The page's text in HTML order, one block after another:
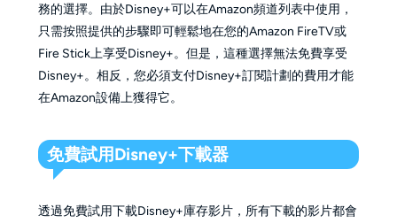
務的選擇。由於Disney+可以在Amazon頻道列表中使用，
只需按照提供的步驟即可輕鬆地在您的Amazon FireTV或
Fire Stick上享受Disney+。但是，這種選擇無法免費享受
Disney+。相反，您必須支付Disney+訂閱計劃的費用才能
在Amazon設備上獲得它。
免費試用Disney+下載器
透過免費試用下載Disney+庫存影片，所有下載的影片都會